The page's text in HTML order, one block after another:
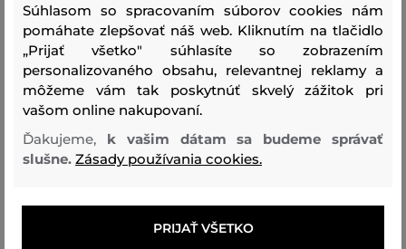
NYLON SM BACKPACK
,90 €
Dostupné veľkosti:
Jedna veľkosť
NYLON LG TOTE
219,90 €
Dostupné veľkosti:
Jedna veľkosť
Súhlasom so spracovaním súborov cookies nám
pomáhate zlepšovať náš web. Kliknutím na tlačidlo
„Prijať všetko" súhlasíte so zobrazením
personalizovaného obsahu, relevantnej reklamy a
môžeme vám tak poskytnúť skvelý zážitok pri
vašom online nakupovaní.
Ďakujeme, k vašim dátam sa budeme správať
slušne. Zásady používania cookies.
PRIJAŤ VŠETKO